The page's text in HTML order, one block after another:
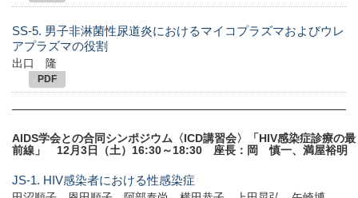
SS-5. 男子非淋菌性尿道炎におけるマイコプラズマおよびウレ
アプラズマの役割
出口 隆
PDF
AIDS学会との合同シンポジウム〈ICD講習会〉「HIV感染症診療の最
前線」 12月3日（土）16:30～18:30 座長：岡 慎一、満屋裕明
JS-1. HIV感染者における性感染症